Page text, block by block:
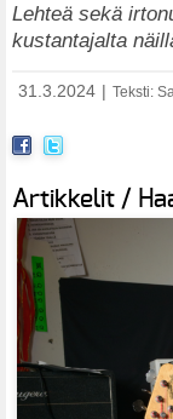
Lehteä sekä
kustantajalta
31.3.2024 Teksti:
Artikkelit /